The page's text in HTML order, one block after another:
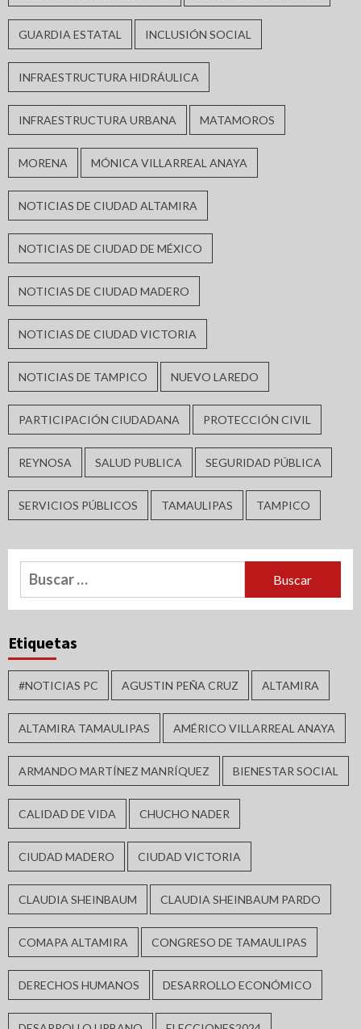
GUARDIA ESTATAL INCLUSIÓN SOCIAL
INFRAESTRUCTURA HIDRÁULICA
INFRAESTRUCTURA URBANA MATAMOROS
MORENA MÓNICA VILLARREAL ANAYA
NOTICIAS DE CIUDAD ALTAMIRA
NOTICIAS DE CIUDAD DE MÉXICO
NOTICIAS DE CIUDAD MADERO
NOTICIAS DE CIUDAD VICTORIA
NOTICIAS DE TAMPICO NUEVO LAREDO
PARTICIPACIÓN CIUDADANA PROTECCIÓN CIVIL
REYNOSA SALUD PUBLICA SEGURIDAD PÚBLICA
SERVICIOS PÚBLICOS TAMAULIPAS TAMPICO
Buscar:
Etiquetas
#NOTICIAS PC AGUSTIN PEÑA CRUZ ALTAMIRA
ALTAMIRA TAMAULIPAS AMÉRICO VILLARREAL ANAYA
ARMANDO MARTÍNEZ MANRÍQUEZ BIENESTAR SOCIAL
CALIDAD DE VIDA CHUCHO NADER
CIUDAD MADERO CIUDAD VICTORIA
CLAUDIA SHEINBAUM CLAUDIA SHEINBAUM PARDO
COMAPA ALTAMIRA CONGRESO DE TAMAULIPAS
DERECHOS HUMANOS DESARROLLO ECONÓMICO